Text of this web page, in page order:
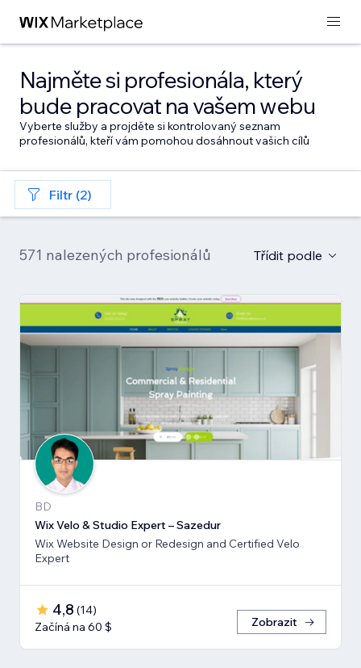
Najměte si profesionála, který
bude pracovat na vašem webu
Vyberte služby a projděte si kontrolovaný seznam
profesionálů, kteří vám pomohou dosáhnout vašich cílů
Filtr (2)
571 nalezených profesionálů Třídit podle
BD
Wix Velo & Studio Expert – Sazedur
Wix Website Design or Redesign and Certified Velo
Expert
4,8 (14)
Začíná na 60 $
Zobrazit